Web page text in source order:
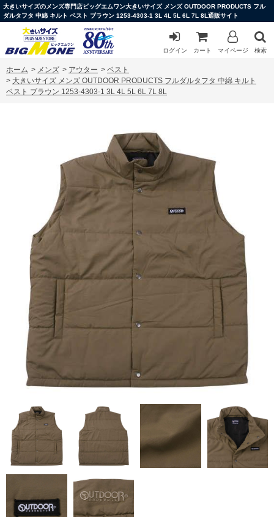
大きいサイズのメンズ専門店ビッグエムワン大きいサイズ メンズ OUTDOOR PRODUCTS フル
ダルタフタ 中綿 キルト ベスト ブラウン 1253-4303-1 3L 4L 5L 6L 7L 8L通販サイト
ログイン カート マイページ 検索
ホーム > メンズ > アウター > ベスト
> 大きいサイズ メンズ OUTDOOR PRODUCTS フルダルタフタ 中綿 キルト
ベスト ブラウン 1253-4303-1 3L 4L 5L 6L 7L 8L